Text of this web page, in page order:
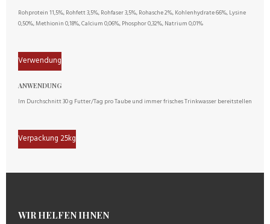
Rohprotein 11,5%, Rohfett 3,5%, Rohfaser 3,5%, Rohasche 2%, Kohlenhydrate 66%, Lysine
0,50%, Methionin 0,18%, Calcium 0,06%, Phosphor 0,32%, Natrium 0,01%
Verwendung
ANWENDUNG
Im Durchschnitt 30 g Futter/Tag pro Taube und immer frisches Trinkwasser bereitstellen
Verpackung 25kg
WIR HELFEN IHNEN